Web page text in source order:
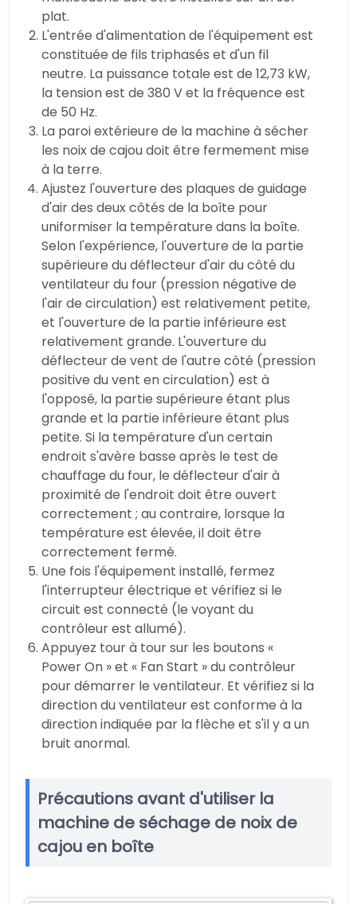
plat.
L'entrée d'alimentation de l'équipement est
constituée de fils triphasés et d'un fil
neutre. La puissance totale est de 12,73 kW,
la tension est de 380 V et la fréquence est
de 50 Hz.
La paroi extérieure de la machine à sécher
les noix de cajou doit être fermement mise
à la terre.
Ajustez l'ouverture des plaques de guidage
d'air des deux côtés de la boîte pour
uniformiser la température dans la boîte.
Selon l'expérience, l'ouverture de la partie
supérieure du déflecteur d'air du côté du
ventilateur du four (pression négative de
l'air de circulation) est relativement petite,
et l'ouverture de la partie inférieure est
relativement grande. L'ouverture du
déflecteur de vent de l'autre côté (pression
positive du vent en circulation) est à
l'opposé, la partie supérieure étant plus
grande et la partie inférieure étant plus
petite. Si la température d'un certain
endroit s'avère basse après le test de
chauffage du four, le déflecteur d'air à
proximité de l'endroit doit être ouvert
correctement ; au contraire, lorsque la
température est élevée, il doit être
correctement fermé.
Une fois l'équipement installé, fermez
l'interrupteur électrique et vérifiez si le
circuit est connecté (le voyant du
contrôleur est allumé).
Appuyez tour à tour sur les boutons «
Power On » et « Fan Start » du contrôleur
pour démarrer le ventilateur. Et vérifiez si la
direction du ventilateur est conforme à la
direction indiquée par la flèche et s'il y a un
bruit anormal.
Précautions avant d'utiliser la
machine de séchage de noix de
cajou en boîte